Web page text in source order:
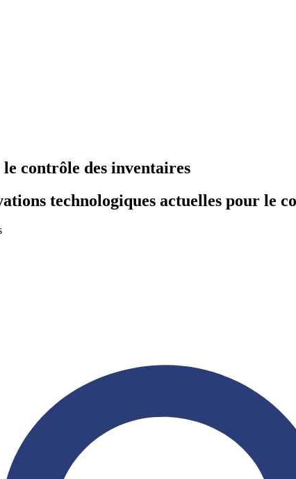
contrôle des inventaires
technologiques actuelles pour le